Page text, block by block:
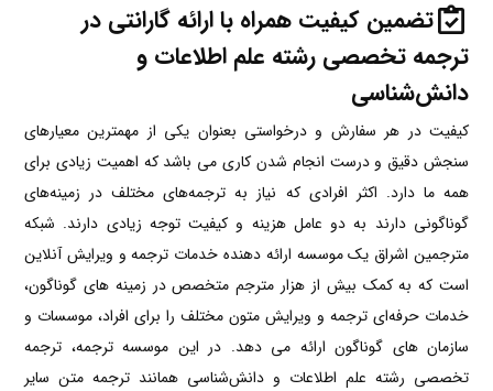
تضمین کیفیت همراه با ارائه گارانتی در
ترجمه تخصصی رشته علم اطلاعات و
دانش‌شناسی
کیفیت در هر سفارش و درخواستی بعنوان یکی از مهمترین معیارهای
سنجش دقیق و درست انجام شدن کاری می باشد که اهمیت زیادی برای
همه ما دارد. اکثر افرادی که نیاز به ترجمه‌های مختلف در زمینه‌های
گوناگونی دارند به دو عامل هزینه و کیفیت توجه زیادی دارند. شبکه
مترجمین اشراق یک موسسه ارائه دهنده خدمات ترجمه و ویرایش آنلاین
است که به کمک بیش از هزار مترجم متخصص در زمینه های گوناگون،
خدمات حرفه‌ای ترجمه و ویرایش متون مختلف را برای افراد، موسسات و
سازمان های گوناگون ارائه می دهد. در این موسسه ترجمه، ترجمه
تخصصی رشته علم اطلاعات و دانش‌شناسی همانند ترجمه متن سایر